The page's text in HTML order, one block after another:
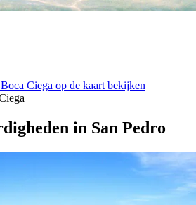
Ciega op de kaart bekijken
in San Pedro